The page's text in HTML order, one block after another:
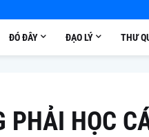
ĐÓ ĐÂY ĐẠO LÝ THƯ
PHẢI HỌC